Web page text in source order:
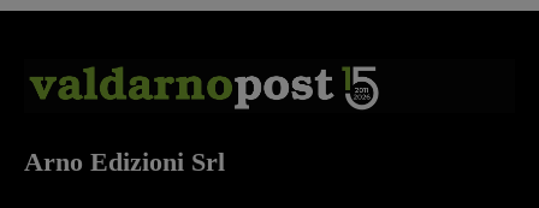
Arno Edizioni Srl